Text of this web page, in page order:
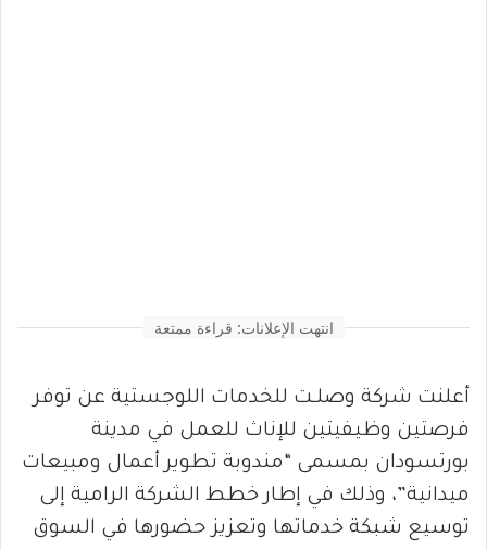
انتهت الإعلانات: قراءة ممتعة
أعلنت شركة وصلـت للخدمات اللوجستية عن توفر
فرصتين وظيفيتين للإناث للعمل في مدينة
بورتسودان بمسمى “مندوبة تطوير أعمال ومبيعات
ميدانية”، وذلك في إطار خطط الشركة الرامية إلى
توسيع شبكة خدماتها وتعزيز حضورها في السوق